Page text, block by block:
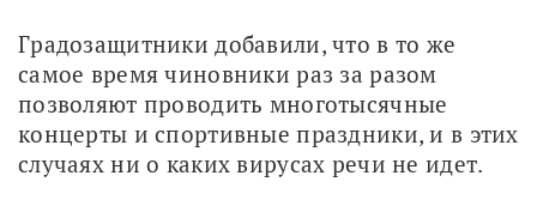
Градозащитники добавили, что в то же
самое время чиновники раз за разом
позволяют проводить многотысячные
концерты и спортивные праздники, и в этих
случаях ни о каких вирусах речи не идет.